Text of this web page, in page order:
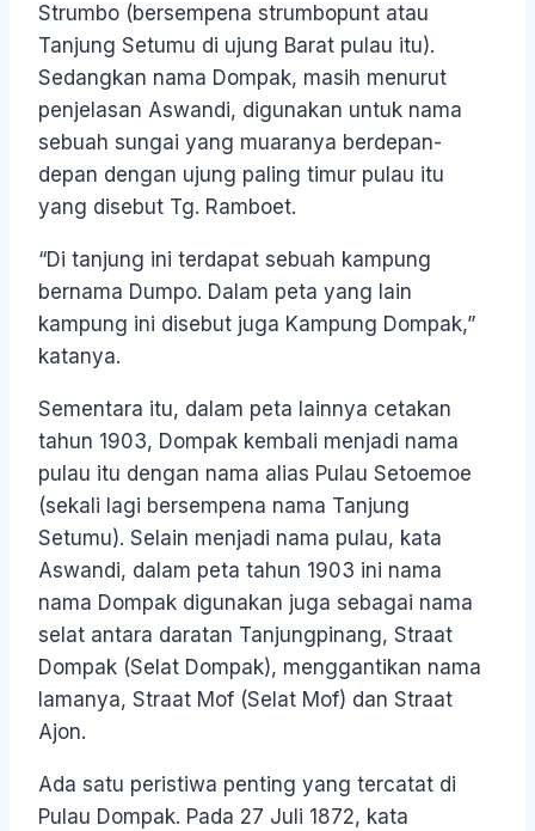
Strumbo (bersempena strumbopunt atau
Tanjung Setumu di ujung Barat pulau itu).
Sedangkan nama Dompak, masih menurut
penjelasan Aswandi, digunakan untuk nama
sebuah sungai yang muaranya berdepan-
depan dengan ujung paling timur pulau itu
yang disebut Tg. Ramboet.
“Di tanjung ini terdapat sebuah kampung
bernama Dumpo. Dalam peta yang lain
kampung ini disebut juga Kampung Dompak,”
katanya.
Sementara itu, dalam peta lainnya cetakan
tahun 1903, Dompak kembali menjadi nama
pulau itu dengan nama alias Pulau Setoemoe
(sekali lagi bersempena nama Tanjung
Setumu). Selain menjadi nama pulau, kata
Aswandi, dalam peta tahun 1903 ini nama
nama Dompak digunakan juga sebagai nama
selat antara daratan Tanjungpinang, Straat
Dompak (Selat Dompak), menggantikan nama
lamanya, Straat Mof (Selat Mof) dan Straat
Ajon.
Ada satu peristiwa penting yang tercatat di
Pulau Dompak. Pada 27 Juli 1872, kata